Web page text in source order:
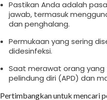
Pastikan Anda adalah
jawab, termasuk
dan penghalang.
Permukaan yang sering
didesinfeksi.
Saat merawat orang yang
pelindung diri (APD) dan
Pertimbangkan untuk mencari